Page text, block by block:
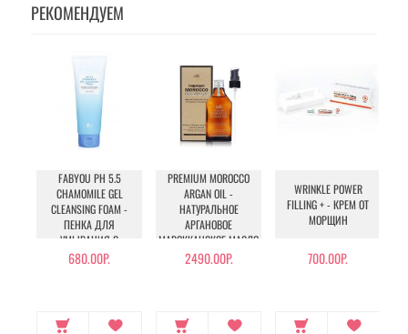
РЕКОМЕНДУЕМ
FABYOU PH 5.5
CHAMOMILE GEL
CLEANSING FOAM -
ПЕНКА ДЛЯ
УМЫВАНИЯ С
РОМАШКОЙ
680.00Р.
PREMIUM MOROCCO
ARGAN OIL -
НАТУРАЛЬНОЕ
АРГАНОВОЕ
МАРОККАНСКОЕ МАСЛО
ДЛЯ ВОЛОС
2490.00Р.
WRINKLE POWER
FILLING + - КРЕМ ОТ
МОРЩИН
700.00Р.